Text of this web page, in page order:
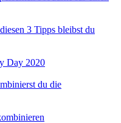
3 Tipps bleibst du
Day 2020
du die